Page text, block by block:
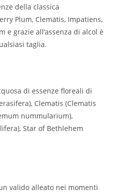
della classica
Plum, Clematis, Impatiens,
e grazie all’assenza di alcol è
taglia.
di essenze floreali di
Clematis (Clematis
nummularium),
Star of Bethlehem
un valido alleato nei momenti